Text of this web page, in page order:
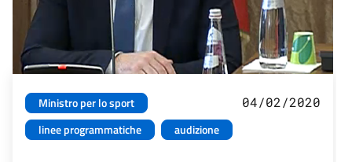
Ministro per lo sport
linee programmatiche
audizione
04/02/2020